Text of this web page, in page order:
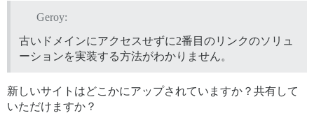
Geroy:
古いドメインにアクセスせずに2番目のリンクのソリュ
ーションを実装する方法がわかりません。
新しいサイトはどこかにアップされていますか？共有して
いただけますか？